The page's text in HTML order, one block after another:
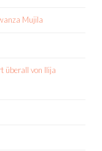
Mujila
überall von Ilija